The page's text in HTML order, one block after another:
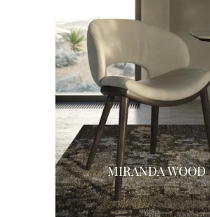
MIRANDA WOOD